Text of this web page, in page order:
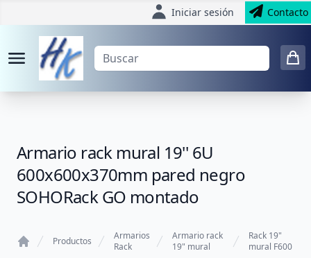
Iniciar sesión Contacto
Armario rack mural 19'' 6U
600x600x370mm pared negro
SOHORack GO montado
Productos
Armarios
Rack
Armario rack
19" mural
Rack 19"
mural F600